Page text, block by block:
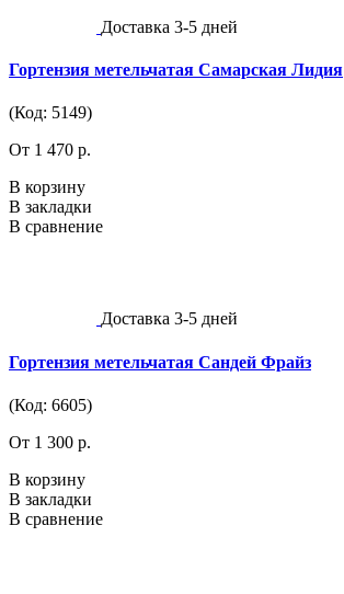
Доставка 3-5 дней
Гортензия метельчатая Самарская Лидия
(Код: 5149)
От 1 470 р.
В корзину
В закладки
В сравнение
Доставка 3-5 дней
Гортензия метельчатая Сандей Фрайз
(Код: 6605)
От 1 300 р.
В корзину
В закладки
В сравнение